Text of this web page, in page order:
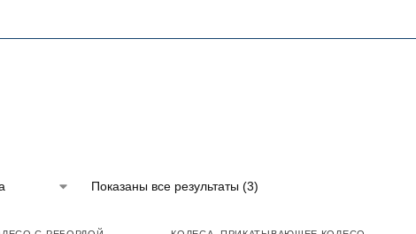
Показаны все результаты (3)